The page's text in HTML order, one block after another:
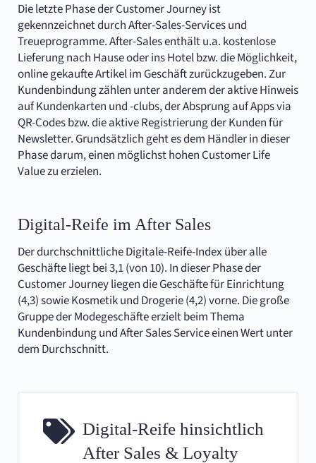
Die letzte Phase der Customer Journey ist
gekennzeichnet durch After-Sales-Services und
Treueprogramme. After-Sales enthält u.a. kostenlose
Lieferung nach Hause oder ins Hotel bzw. die Möglichkeit,
online gekaufte Artikel im Geschäft zurückzugeben. Zur
Kundenbindung zählen unter anderem der aktive Hinweis
auf Kundenkarten und -clubs, der Absprung auf Apps via
QR-Codes bzw. die aktive Registrierung der Kunden für
Newsletter. Grundsätzlich geht es dem Händler in dieser
Phase darum, einen möglichst hohen Customer Life
Value zu erzielen.
Digital-Reife im After Sales
Der durchschnittliche Digitale-Reife-Index über alle
Geschäfte liegt bei 3,1 (von 10). In dieser Phase der
Customer Journey liegen die Geschäfte für Einrichtung
(4,3) sowie Kosmetik und Drogerie (4,2) vorne. Die große
Gruppe der Modegeschäfte erzielt beim Thema
Kundenbindung und After Sales Service einen Wert unter
dem Durchschnitt.
Digital-Reife hinsichtlich
After Sales & Loyalty